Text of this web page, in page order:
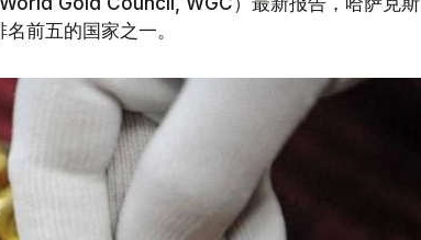
前五的国家之一。